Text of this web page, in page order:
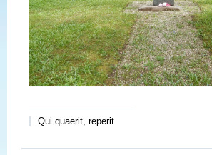
Qui quaerit, reperit